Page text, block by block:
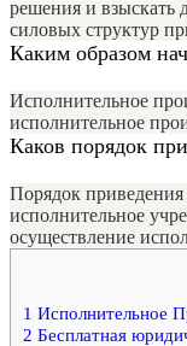
решения и взыскать
силовых структур
Каким образом
Исполнительное
исполнительное
Каков порядок
Порядок приведения
исполнительное
осуществление
1 Исполнительное
2 Бесплатная